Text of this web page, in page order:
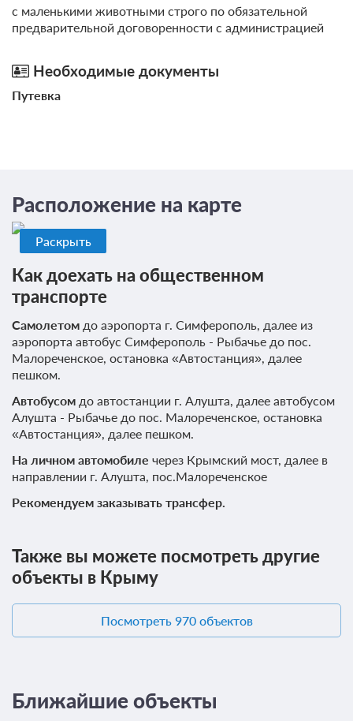
с маленькими животными строго по обязательной
предварительной договоренности с администрацией
Необходимые документы
Путевка
Расположение на карте
Раскрыть
Как доехать на общественном
транспорте
Самолетом до аэропорта г. Симферополь, далее из
аэропорта автобус Симферополь - Рыбачье до пос.
Малореченское, остановка «Автостанция», далее
пешком.
Автобусом до автостанции г. Алушта, далее автобусом
Алушта - Рыбачье до пос. Малореченское, остановка
«Автостанция», далее пешком.
На личном автомобиле через Крымский мост, далее в
направлении г. Алушта, пос.Малореченское
Рекомендуем заказывать трансфер.
Также вы можете посмотреть другие
объекты в Крыму
Посмотреть 970 объектов
Ближайшие объекты